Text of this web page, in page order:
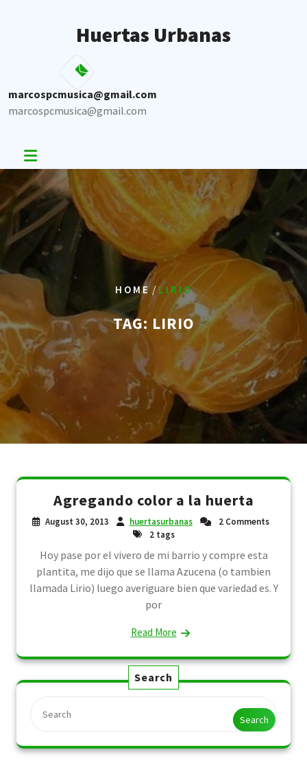
Huertas Urbanas
marcospcmusica@gmail.com
marcospcmusica@gmail.com
HOME/LIRIO
TAG: LIRIO
Agregando color a la huerta
August 30, 2013 huertasurbanas
2 Comments
2 tags
Hoy pase por el vivero de mi barrio y compre esta
plantita, me dijo que se llama Azucena (o tambien
llamada Lirio) luego averiguare bien que variedad es. Y
por
Read More
Search
Search